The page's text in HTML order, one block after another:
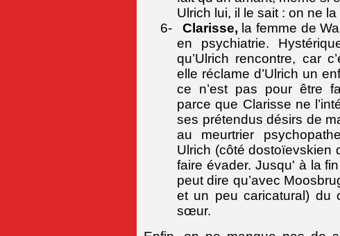
Ulrich lui, il le sait : on ne
6-
Clarisse, la femme de
en psychiatrie.
qu’Ulrich rencontre, car
elle réclame d’Ulrich un
ce n’est pas pour être
parce que Clarisse ne
ses prétendus désirs de
au meurtrier
Ulrich (côté dostoïevskien
faire évader. Jusqu' à la
peut dire qu’avec
et un peu caricatural) du
sœur.